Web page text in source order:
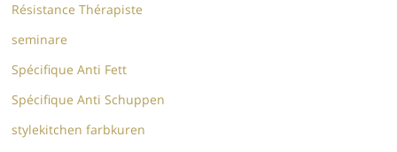
Résistance Thérapiste
seminare
Spécifique Anti Fett
Spécifique Anti Schuppen
stylekitchen farbkuren